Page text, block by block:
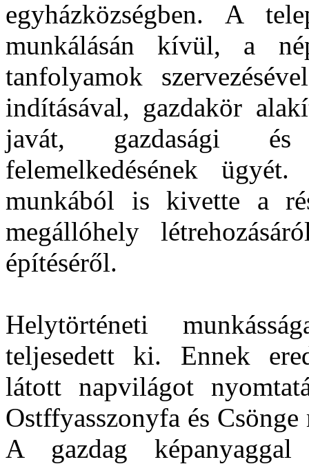
egyházközségben. A
munkálásán kívül, a
tanfolyamok
indításával, gazdakör
javát, gazdasági és
felemelkedésének
munkából is kivette a
megállóhely
építéséről.
Helytörténeti
teljesedett ki. Ennek
látott napvilágot
Ostffyasszonyfa és
A gazdag